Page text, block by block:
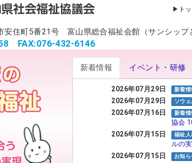
ト
住町5番21号 富山県総合福祉会館（サンシップ
FAX:076-432-6146
新着情報 イベント・研修
2026年07月29日 新着情
2026年07月29日
ソウ
2026年07月16日
新着情
協会
2026年07月15日
福祉
ルの
2026年07月15日
お知ら